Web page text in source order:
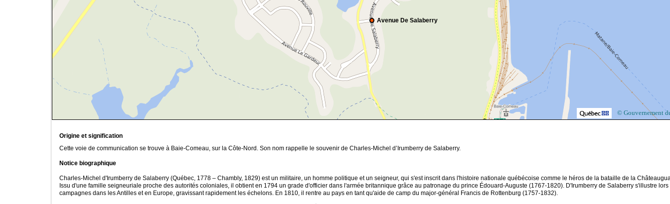
Avenue De Salaberry
© Gouvernement
Origine et signification
Cette voie de communication se trouve à Baie-Comeau, sur la Côte-Nord. Son nom rappelle le souvenir de Charles-Michel d’Irumberry de Salaberry.
Notice biographique
Charles-Michel d'Irumberry de Salaberry (Québec, 1778 – Chambly, 1829) est un militaire, un homme politique et un seigneur, qui s'est inscrit dans l'histoire nationale québécoise comme le héros de la bataille de la
Issu d'une famille seigneuriale proche des autorités coloniales, il obtient en 1794 un grade d'officier dans l'armée britannique grâce au patronage du prince Édouard-Auguste (1767-1820). D'Irumberry de Salaberry s'illustre lors
campagnes dans les Antilles et en Europe, gravissant rapidement les échelons. En 1810, il rentre au pays en tant qu'aide de camp du major-général Francis de Rottenburg (1757-1832).